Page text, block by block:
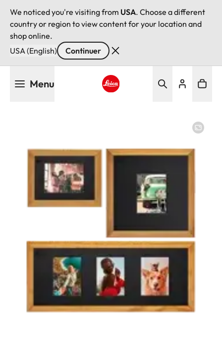
We noticed you're visiting from USA. Choose a different
country or region to view content for your location and
shop online.
USA (English)
Continuer
Menu